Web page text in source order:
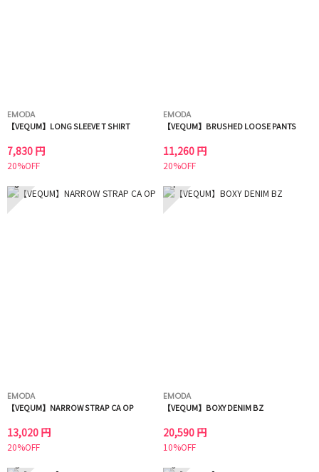
EMODA
【VEQUM】LONG SLEEVE T SHIRT
7,830 円
20%OFF
EMODA
【VEQUM】BRUSHED LOOSE PANTS
11,260 円
20%OFF
3
EMODA
【VEQUM】NARROW STRAP CA OP
13,020 円
20%OFF
4
EMODA
【VEQUM】BOXY DENIM BZ
20,590 円
10%OFF
5 6